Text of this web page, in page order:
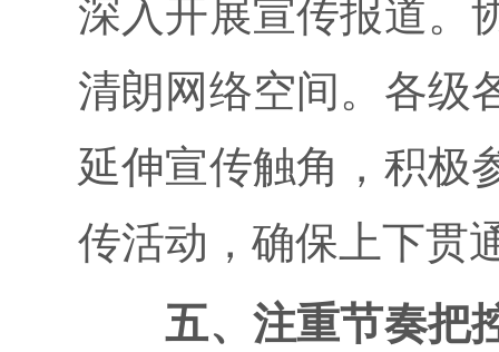
深入开展宣传报道。
清朗网络空间。各级
延伸宣传触角，积极
传活动，确保上下贯
五、注重节奏把